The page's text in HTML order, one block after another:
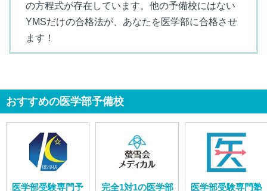
の方程式が存在しています。他の予備校にはない
YMSだけの合格法が、あなたを医学部に合格させ
ます！
おすすめの医学部予備校
医学部受験専門予
完全1対1の医学部
医学部受験専門塾